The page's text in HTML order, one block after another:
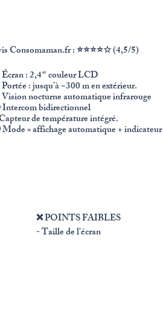
Consomaman.fr : ⭐⭐⭐⭐☆ (4,5/5)
: 2,4″ couleur LCD
: jusqu’à ~300 m en extérieur.
nocturne automatique infrarouge
bidirectionnel
de température intégré.
« affichage automatique +
​❌ POINTS FAIBLES
- Taille de l'écran